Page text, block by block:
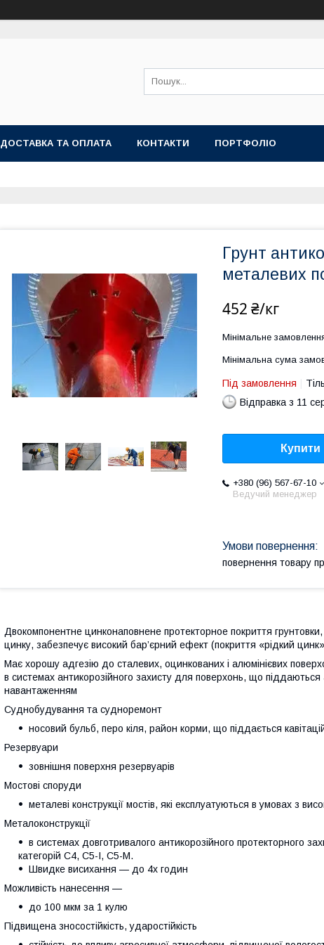
ДОСТАВКА ТА ОПЛАТА КОНТАКТИ ПОРТФОЛІО
Грунт
металевих
452 ₴/кг
Мінімальне
Мінімальна сума
Під замовлення
Відправка з 11
Купити
+380 (96) 567-67-10
Ведучий менеджер
повернення товару
Двокомпонентне цинконаповнене протекторное покриття
цинку, забезпечує високий бар’єрний ефект (покриття «рідкий
Має хорошу адгезію до сталевих, оцинкованих і алюмінієвих
в системах антикорозійного захисту для поверхонь, що
навантаженням
Суднобудування та судноремонт
носовий бульб, перо кіля, район корми, що піддається
Резервуари
зовнішня поверхня резервуарів
Мостові споруди
металеві конструкції мостів, які експлуатуються в умовах з
Металоконструкції
в системах довготривалого антикорозійного протекторного
категорій С4, С5-І, С5-М.
Швидке висихання — до 4х годин
Можливість нанесення —
до 100 мкм за 1 кулю
Підвищена зносостійкість, ударостійкість